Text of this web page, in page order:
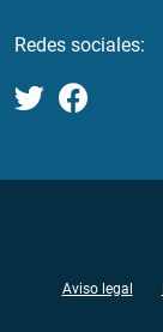
Redes sociales:
Aviso legal